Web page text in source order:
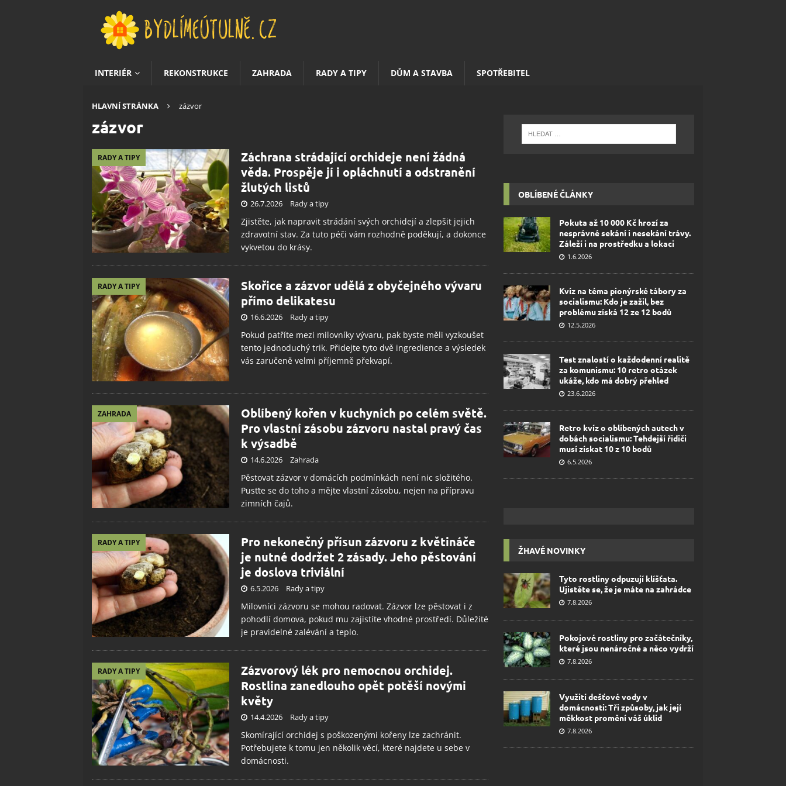
INTERIÉR REKONSTRUKCE ZAHRADA RADY A TIPY DŮM A STAVBA SPOTŘEBITEL
HLAVNÍ STRÁNKA zázvor
zázvor
RADY A TIPY
Záchrana strádající orchideje není žádná
věda. Prospěje jí i opláchnutí a odstranění
žlutých listů
26.7.2026 Rady a tipy
Zjistěte, jak napravit strádání svých orchidejí a zlepšit jejich
zdravotní stav. Za tuto péči vám rozhodně poděkují, a dokonce
vykvetou do krásy.
RADY A TIPY
Skořice a zázvor udělá z obyčejného vývaru
přímo delikatesu
16.6.2026 Rady a tipy
Pokud patříte mezi milovníky vývaru, pak byste měli vyzkoušet
tento jednoduchý trik. Přidejte tyto dvě ingredience a výsledek
vás zaručeně velmi příjemně překvapí.
ZAHRADA
Oblíbený kořen v kuchyních po celém světě.
Pro vlastní zásobu zázvoru nastal pravý čas
k výsadbě
14.6.2026 Zahrada
Pěstovat zázvor v domácích podmínkách není nic složitého.
Pusťte se do toho a mějte vlastní zásobu, nejen na přípravu
zimních čajů.
RADY A TIPY
Pro nekonečný přísun zázvoru z květináče
je nutné dodržet 2 zásady. Jeho pěstování
je doslova triviální
6.5.2026 Rady a tipy
Milovníci zázvoru se mohou radovat. Zázvor lze pěstovat i z
pohodlí domova, pokud mu zajistíte vhodné prostředí. Důležité
je pravidelné zalévání a teplo.
RADY A TIPY
Zázvorový lék pro nemocnou orchidej.
Rostlina zanedlouho opět potěší novými
květy
14.4.2026 Rady a tipy
Skomírající orchidej s poškozenými kořeny lze zachránit.
Potřebujete k tomu jen několik věcí, které najdete u sebe v
domácnosti.
OBLÍBENÉ ČLÁNKY
Pokuta až 10 000 Kč hrozí za
nesprávné sekání i nesekání trávy.
Záleží i na prostředku a lokaci
1.6.2026
Kvíz na téma pionýrské tábory za
socialismu: Kdo je zažil, bez
problému získá 12 ze 12 bodů
12.5.2026
Test znalostí o každodenní realitě
za komunismu: 10 retro otázek
ukáže, kdo má dobrý přehled
23.6.2026
Retro kvíz o oblíbených autech v
dobách socialismu: Tehdejší řidiči
musí získat 10 z 10 bodů
6.5.2026
ŽHAVÉ NOVINKY
Tyto rostliny odpuzují klíšťata.
Ujistěte se, že je máte na zahrádce
7.8.2026
Pokojové rostliny pro začátečníky,
které jsou nenáročné a něco vydrží
7.8.2026
Využití dešťové vody v
domácnosti: Tři způsoby, jak její
měkkost promění váš úklid
7.8.2026